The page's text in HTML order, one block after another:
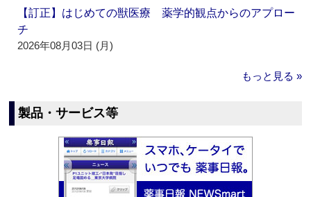
【訂正】はじめての獣医療 薬学的観点からのアプロー
チ
2026年08月03日 (月)
もっと見る »
製品・サービス等